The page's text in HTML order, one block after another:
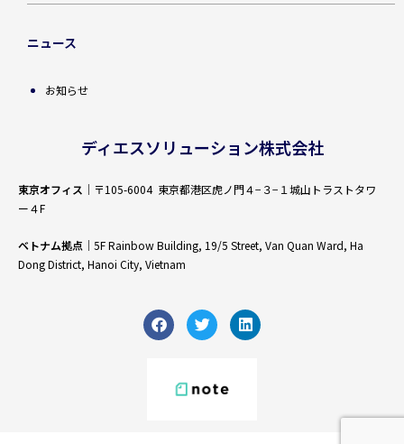
ニュース
お知らせ
ディエスソリューション株式会社
東京オフィス ｜〒105-6004 東京都港区虎ノ門４−３−１城山トラストタワ
ー４F
ベトナム拠点 ｜5F Rainbow Building, 19/5 Street, Van Quan Ward, Ha
Dong District, Hanoi City, Vietnam